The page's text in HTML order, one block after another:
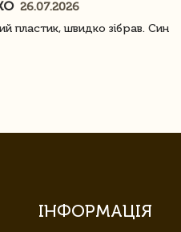
26.07.2026
пластик, швидко зібрав. Син
ІНФОРМАЦІЯ